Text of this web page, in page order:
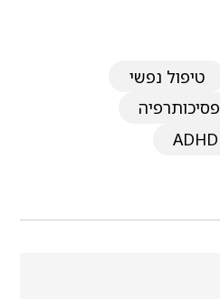
טיפול נפשי
פסיכותרפיה